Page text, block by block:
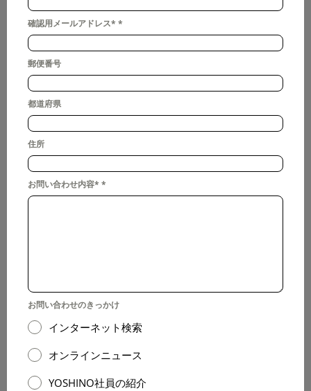
確認用メールアドレス* *
郵便番号
都道府県
住所
お問い合わせ内容* *
お問い合わせのきっかけ
インターネット検索
オンラインニュース
YOSHINO社員の紹介